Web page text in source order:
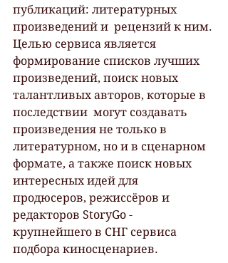
публикаций: литературных
произведений и  рецензий к ним.
Целью сервиса является
формирование списков лучших
произведений, поиск новых
талантливых авторов, которые в
последствии  могут создавать
произведения не только в
литературном, но и в сценарном
формате, а также поиск новых
интересных идей для
продюсеров, режиссёров и
редакторов StoryGo -
крупнейшего в СНГ сервиса
подбора киносценариев.